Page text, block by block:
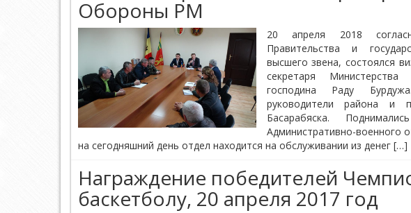
Обороны РМ
20 апреля 2018
Правительства и
высшего звена, состоялся
секретаря
господина Раду
руководители района и
Басарабяска.
Административно-военного
на сегодняшний день отдел находится на обслуживании из денег […]
Награждение победителей
баскетболу, 20 апреля 2017 год